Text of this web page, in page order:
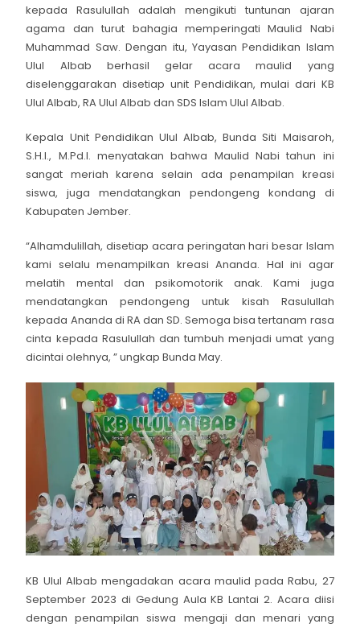
kepada Rasulullah adalah mengikuti tuntunan ajaran
agama dan turut bahagia memperingati Maulid Nabi
Muhammad Saw. Dengan itu, Yayasan Pendidikan Islam
Ulul Albab berhasil gelar acara maulid yang
diselenggarakan disetiap unit Pendidikan, mulai dari KB
Ulul Albab, RA Ulul Albab dan SDS Islam Ulul Albab.
Kepala Unit Pendidikan Ulul Albab, Bunda Siti Maisaroh,
S.H.I., M.Pd.I. menyatakan bahwa Maulid Nabi tahun ini
sangat meriah karena selain ada penampilan kreasi
siswa, juga mendatangkan pendongeng kondang di
Kabupaten Jember.
“Alhamdulillah, disetiap acara peringatan hari besar Islam
kami selalu menampilkan kreasi Ananda. Hal ini agar
melatih mental dan psikomotorik anak. Kami juga
mendatangkan pendongeng untuk kisah Rasulullah
kepada Ananda di RA dan SD. Semoga bisa tertanam rasa
cinta kepada Rasulullah dan tumbuh menjadi umat yang
dicintai olehnya, ” ungkap Bunda May.
KB Ulul Albab mengadakan acara maulid pada Rabu, 27
September 2023 di Gedung Aula KB Lantai 2. Acara diisi
dengan penampilan siswa mengaji dan menari yang